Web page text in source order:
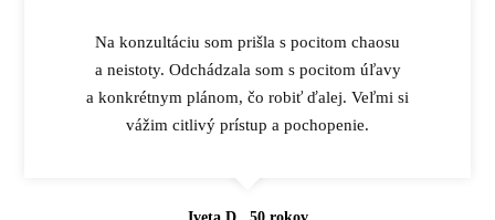
Na konzultáciu som prišla s pocitom chaosu
a neistoty. Odchádzala som s pocitom úľavy
a konkrétnym plánom, čo robiť ďalej. Veľmi si
vážim citlivý prístup a pochopenie.